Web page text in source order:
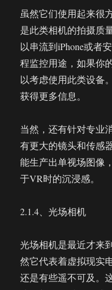
虽然它们使用起来很
是此类相机的拍摄质
以串流到iPhone或者
程监控用途，如果你
以考虑使用此类设备
获得更多信息。
当然，还有针对专业
有更大的镜头和传感
能生产出单视场图像
于VR时的沉浸感。
2.1.4、光场相机
光场相机是最近才来
然它代表着虚拟现实
还是有些遥不可及。